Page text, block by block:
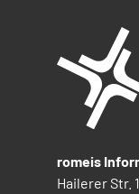
romeis
Hailerer Str.